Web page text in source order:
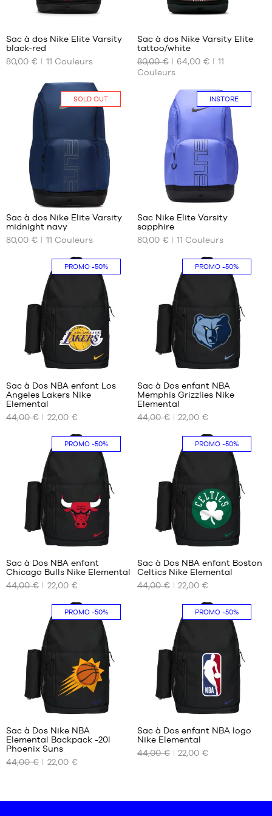
NOS
TAILLES
Taille
unique
Uniquement
magasin
143
Sac à dos Nike Elite Varsity
black-red
80,00 €
11 Couleurs
NOS
TAILLES
DISPONIBLES
unique
143
Sac à dos Nike Varsity Elite
tattoo/white
80,00 €
64,00 €
11
Couleurs
SOLD OUT
NOS
TAILLES
Aucune
143
Sac à dos Nike Elite Varsity
midnight navy
80,00 €
11 Couleurs
INSTORE
NOS
TAILLES
unique
Uniquement
143
Sac Nike Elite Varsity
sapphire
80,00 €
11 Couleurs
PROMO-50%
NOS
DISPONIBLES
Sac à Dos NBA enfant Los
Angeles Lakers Nike
Elemental
44,00 €
22,00 €
PROMO -50%
NOS
DISPONIBLES
Sac à Dos enfant NBA
Memphis Grizzlies Nike
Elemental
44,00 €
22,00 €
PROMO-50%
NOS
TAILLES
unique
Sac à Dos NBA enfant
Chicago Bulls Nike Elemental
44,00 €
22,00 €
PROMO -50%
NOS
TAILLES
unique
Sac à Dos NBA enfant Boston
Celtics Nike Elemental
44,00 €
22,00 €
PROMO-50%
NOS
DISPONIBLES
unique
Sac à Dos Nike NBA
Elemental Backpack -20l
Phoenix Suns
44,00 €
22,00 €
PROMO -50%
NOS
TAILLES
unique
Sac à Dos enfant NBA logo
Nike Elemental
44,00 €
22,00 €